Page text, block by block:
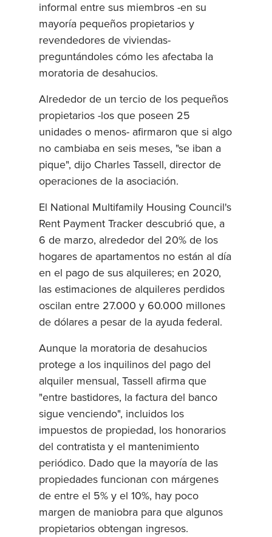
informal entre sus miembros -en su
mayoría pequeños propietarios y
revendedores de viviendas-
preguntándoles cómo les afectaba la
moratoria de desahucios.
Alrededor de un tercio de los pequeños
propietarios -los que poseen 25
unidades o menos- afirmaron que si algo
no cambiaba en seis meses, "se iban a
pique", dijo Charles Tassell, director de
operaciones de la asociación.
El National Multifamily Housing Council's
Rent Payment Tracker descubrió que, a
6 de marzo, alrededor del 20% de los
hogares de apartamentos no están al día
en el pago de sus alquileres; en 2020,
las estimaciones de alquileres perdidos
oscilan entre 27.000 y 60.000 millones
de dólares a pesar de la ayuda federal.
Aunque la moratoria de desahucios
protege a los inquilinos del pago del
alquiler mensual, Tassell afirma que
"entre bastidores, la factura del banco
sigue venciendo", incluidos los
impuestos de propiedad, los honorarios
del contratista y el mantenimiento
periódico. Dado que la mayoría de las
propiedades funcionan con márgenes
de entre el 5% y el 10%, hay poco
margen de maniobra para que algunos
propietarios obtengan ingresos.